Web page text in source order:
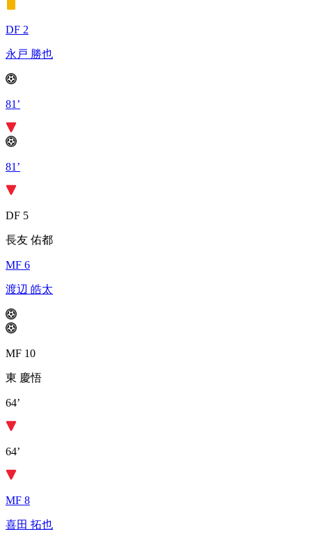
DF 2
永戸 勝也
81’
81’
DF 5
長友 佑都
MF 6
渡辺 皓太
MF 10
東 慶悟
64’
64’
MF 8
喜田 拓也